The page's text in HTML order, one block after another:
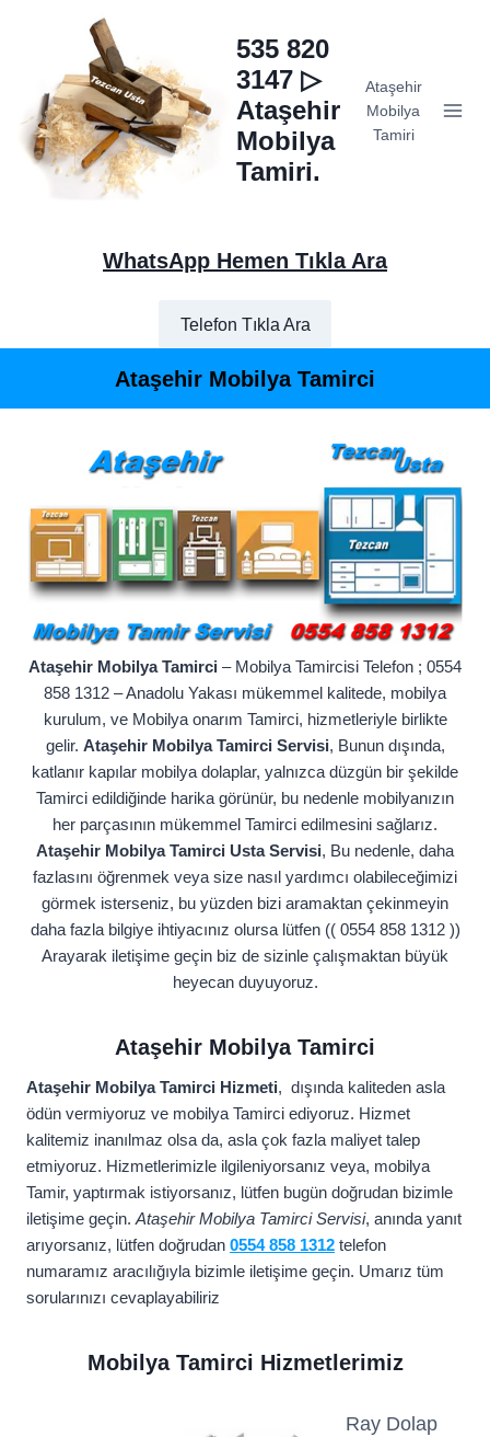
535 820
3147 ▷
Ataşehir
Mobilya
Tamiri.
Ataşehir
Mobilya
Tamiri
WhatsApp Hemen Tıkla Ara
Telefon Tıkla Ara
Ataşehir Mobilya Tamirci
Ataşehir Mobilya Tamirci – Mobilya Tamircisi Telefon ; 0554
858 1312 – Anadolu Yakası mükemmel kalitede, mobilya
kurulum, ve Mobilya onarım Tamirci, hizmetleriyle birlikte
gelir. Ataşehir Mobilya Tamirci Servisi, Bunun dışında,
katlanır kapılar mobilya dolaplar, yalnızca düzgün bir şekilde
Tamirci edildiğinde harika görünür, bu nedenle mobilyanızın
her parçasının mükemmel Tamirci edilmesini sağlarız.
Ataşehir Mobilya Tamirci Usta Servisi, Bu nedenle, daha
fazlasını öğrenmek veya size nasıl yardımcı olabileceğimizi
görmek isterseniz, bu yüzden bizi aramaktan çekinmeyin
daha fazla bilgiye ihtiyacınız olursa lütfen (( 0554 858 1312 ))
Arayarak iletişime geçin biz de sizinle çalışmaktan büyük
heyecan duyuyoruz.
Ataşehir Mobilya Tamirci
Ataşehir Mobilya Tamirci Hizmeti, dışında kaliteden asla
ödün vermiyoruz ve mobilya Tamirci ediyoruz. Hizmet
kalitemiz inanılmaz olsa da, asla çok fazla maliyet talep
etmiyoruz. Hizmetlerimizle ilgileniyorsanız veya, mobilya
Tamir, yaptırmak istiyorsanız, lütfen bugün doğrudan bizimle
iletişime geçin. Ataşehir Mobilya Tamirci Servisi, anında yanıt
arıyorsanız, lütfen doğrudan 0554 858 1312 telefon
numaramız aracılığıyla bizimle iletişime geçin. Umarız tüm
sorularınızı cevaplayabiliriz
Mobilya Tamirci Hizmetlerimiz
Ray Dolap